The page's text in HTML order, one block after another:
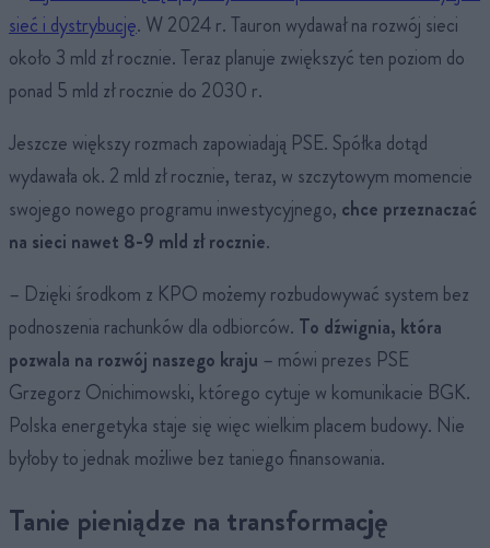
sieć i dystrybucję. W 2024 r. Tauron wydawał na rozwój sieci
około 3 mld zł rocznie. Teraz planuje zwiększyć ten poziom do
ponad 5 mld zł rocznie do 2030 r.
Jeszcze większy rozmach zapowiadają PSE. Spółka dotąd
wydawała ok. 2 mld zł rocznie, teraz, w szczytowym momencie
swojego nowego programu inwestycyjnego, chce przeznaczać
na sieci nawet 8-9 mld zł rocznie.
– Dzięki środkom z KPO możemy rozbudowywać system bez
podnoszenia rachunków dla odbiorców. To dźwignia, która
pozwala na rozwój naszego kraju – mówi prezes PSE
Grzegorz Onichimowski, którego cytuje w komunikacie BGK.
Polska energetyka staje się więc wielkim placem budowy. Nie
byłoby to jednak możliwe bez taniego finansowania.
Tanie pieniądze na transformację